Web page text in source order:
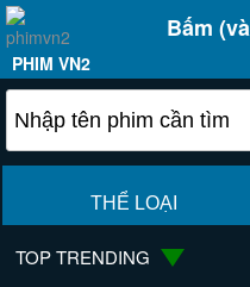
Bấm
PHIM VN2
THỂ LOẠI
TOP TRENDING